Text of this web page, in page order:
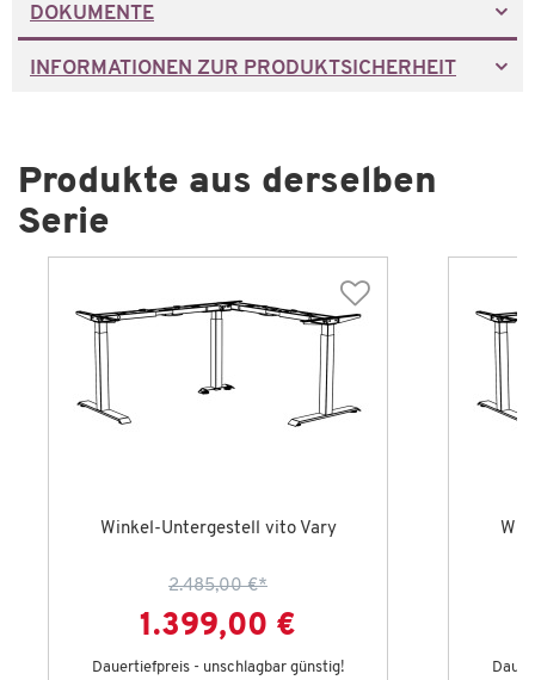
DOKUMENTE
INFORMATIONEN ZUR PRODUKTSICHERHEIT
Produkte aus derselben
Serie
Winkel-Untergestell vito Vary
2.485,00 €*
1.399,00 €
Dauertiefpreis - unschlagbar günstig!